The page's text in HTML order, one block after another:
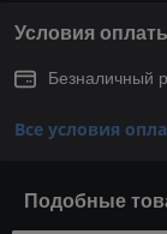
Условия
Безналичный
Все условия
Подобные